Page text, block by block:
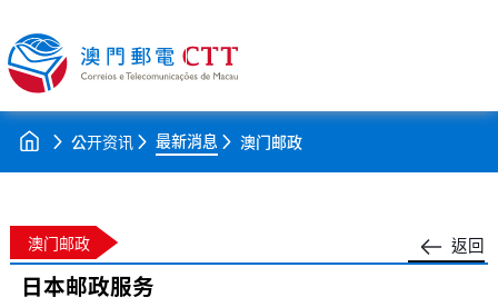
公开资讯 最新消息 澳门邮政
返回
澳门邮政
日本邮政服务